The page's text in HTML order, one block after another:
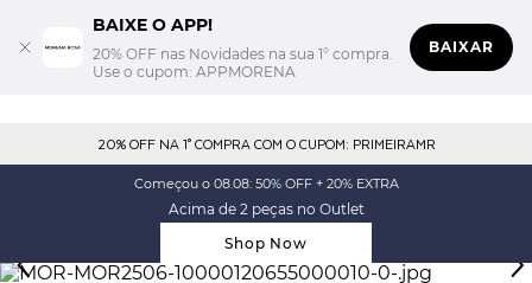
BAIXE O APP!
20% OFF nas Novidades na sua 1° compra.
Use o cupom: APPMORENA
BAIXAR
20% OFF NA 1° COMPRA COM O CUPOM: PRIMEIRAMR
Começou o 08.08: 50% OFF + 20% EXTRA
Acima de 2 peças no Outlet
Shop Now